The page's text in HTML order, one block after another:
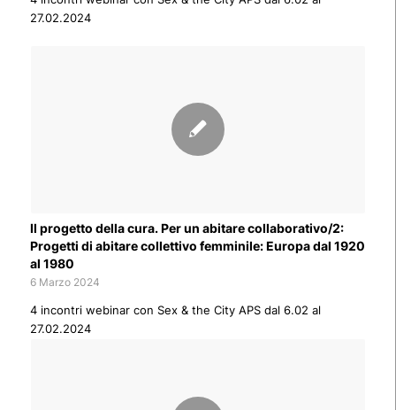
27.02.2024
Il progetto della cura. Per un abitare collaborativo/2:
Progetti di abitare collettivo femminile: Europa dal 1920
al 1980
6 Marzo 2024
4 incontri webinar con Sex & the City APS dal 6.02 al
27.02.2024